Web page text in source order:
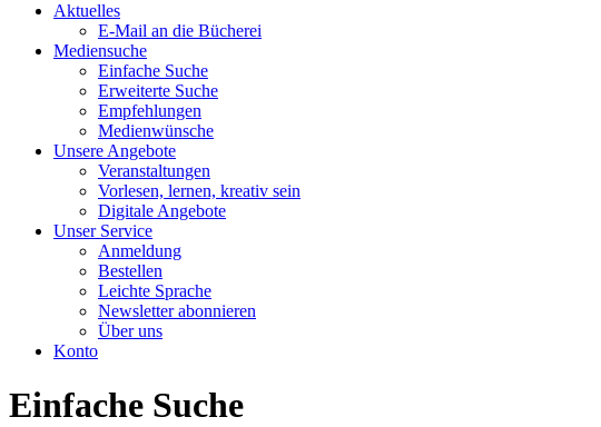
Aktuelles
E-Mail an die Bücherei
Mediensuche
Einfache Suche
Erweiterte Suche
Empfehlungen
Medienwünsche
Unsere Angebote
Veranstaltungen
Vorlesen, lernen, kreativ sein
Digitale Angebote
Unser Service
Anmeldung
Bestellen
Leichte Sprache
Newsletter abonnieren
Über uns
Konto
Einfache Suche